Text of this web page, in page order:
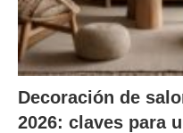
Decoración de
2026: claves para